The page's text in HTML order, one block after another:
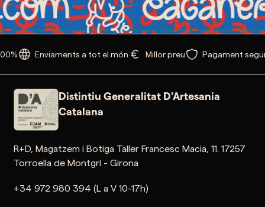
Enviaments a tot el món Millor preu Pagament segur
Distintiu Generalitat D'Artesania
Catalana
R+D, Magatzem i Botiga Taller Francesc Macia, 11. 17257
Torroella de Montgrí - Girona
+34 972 980 394 (L a V 10-17h)